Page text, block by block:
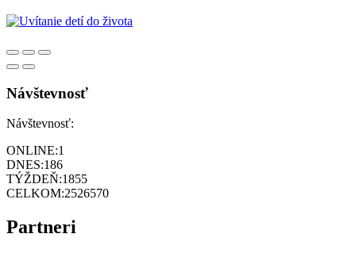
Návštevnosť
Návštevnosť:
ONLINE:1
DNES:186
TÝŽDEŇ:1855
CELKOM:2526570
Partneri